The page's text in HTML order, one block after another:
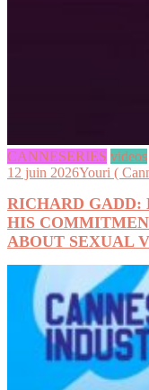
CANNESERIES videos
12 juin 2026Youri (
RICHARD GADD:
HIS
ABOUT SEXUAL